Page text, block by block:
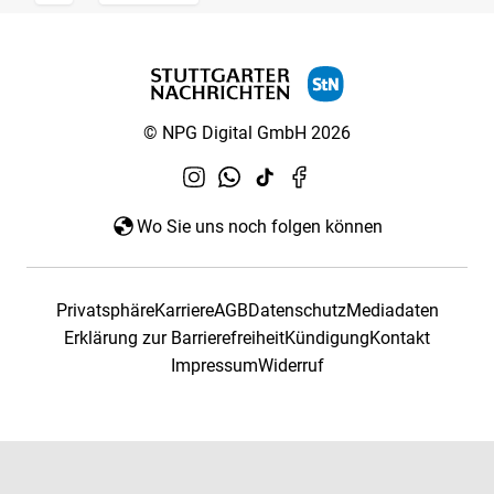
© NPG Digital GmbH 2026
Wo Sie uns noch folgen können
PrivatsphäreKarriereAGBDatenschutzMediadaten
Erklärung zur BarrierefreiheitKündigungKontakt
ImpressumWiderruf